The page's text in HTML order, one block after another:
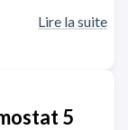
Lire la suite
5